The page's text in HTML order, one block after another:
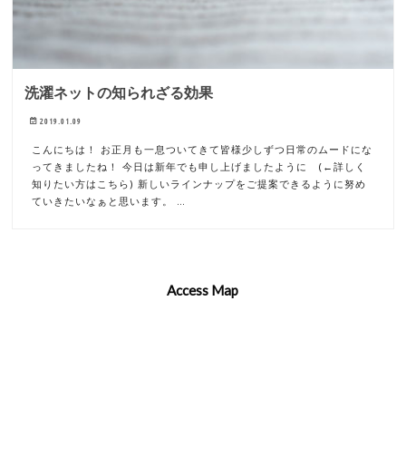
洗濯ネットの知られざる効果
2019.01.09
こんにちは！ お正月も一息ついてきて皆様少しずつ日常のムードにな
ってきましたね！ 今日は新年でも申し上げましたように (←詳しく
知りたい方はこちら) 新しいラインナップをご提案できるように努め
ていきたいなぁと思います。 …
Access Map